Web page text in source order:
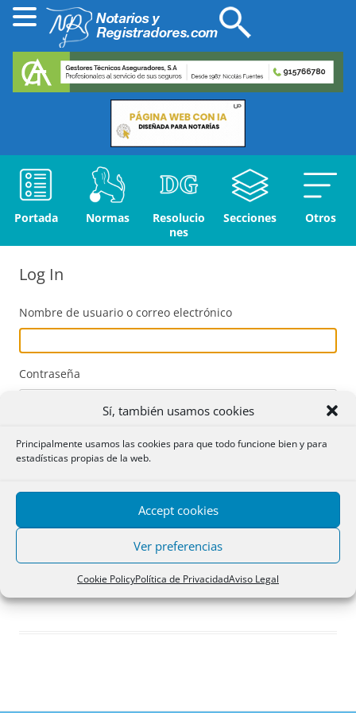
Sí, también usamos cookies
Principalmente usamos las cookies para que todo funcione bien y para
estadísticas propias de la web.
Accept cookies
Ver preferencias
Cookie PolicyPolítica de PrivacidadAviso Legal
Portada Normas
Resolucio
nes
Secciones Otros
Log In
Nombre de usuario o correo electrónico
Contraseña
Acceder
Registro
¿Has olvidado tu contraseña?